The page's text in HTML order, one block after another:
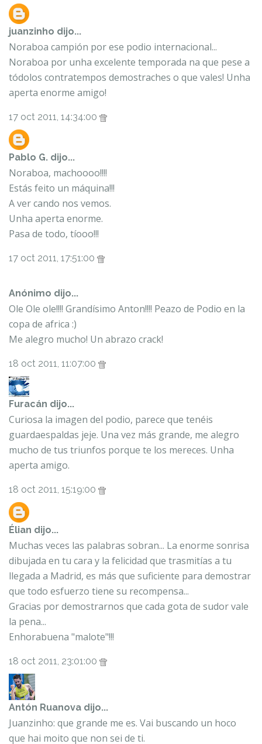
juanzinho dijo...
Noraboa campión por ese podio internacional...
Noraboa por unha excelente temporada na que pese a
tódolos contratempos demostraches o que vales! Unha
aperta enorme amigo!
17 oct 2011, 14:34:00
Pablo G. dijo...
Noraboa, machoooo!!!!
Estás feito un máquina!!!
A ver cando nos vemos.
Unha aperta enorme.
Pasa de todo, tíooo!!!
17 oct 2011, 17:51:00
Anónimo dijo...
Ole Ole ole!!!! Grandísimo Anton!!!! Peazo de Podio en la
copa de africa :)
Me alegro mucho! Un abrazo crack!
18 oct 2011, 11:07:00
Furacán dijo...
Curiosa la imagen del podio, parece que tenéis
guardaespaldas jeje. Una vez más grande, me alegro
mucho de tus triunfos porque te los mereces. Unha
aperta amigo.
18 oct 2011, 15:19:00
Élian dijo...
Muchas veces las palabras sobran... La enorme sonrisa
dibujada en tu cara y la felicidad que trasmitías a tu
llegada a Madrid, es más que suficiente para demostrar
que todo esfuerzo tiene su recompensa...
Gracias por demostrarnos que cada gota de sudor vale
la pena...
Enhorabuena "malote"!!!
18 oct 2011, 23:01:00
Antón Ruanova dijo...
Juanzinho: que grande me es. Vai buscando un hoco
que hai moito que non sei de ti.